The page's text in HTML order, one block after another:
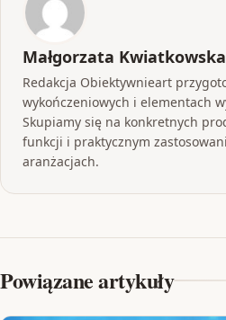
Małgorzata Kwiatkowska
Redakcja Obiektywnieart
wykończeniowych i elementach
Skupiamy się na konkretnych
funkcji i praktycznym
aranżacjach.
Powiązane artykuły